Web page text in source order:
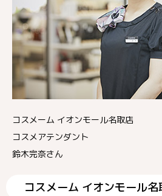
コスメーム イオンモール名取店
コスメアテンダント
鈴木完奈さん
コスメーム イオンモール名